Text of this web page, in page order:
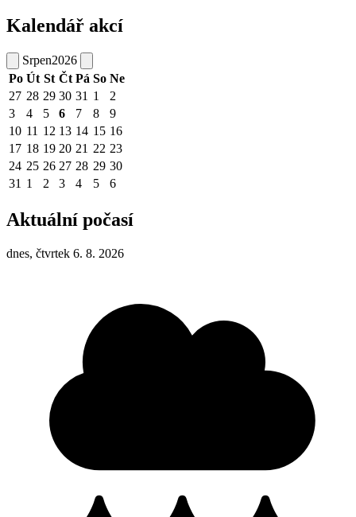
Kalendář akcí
Srpen2026
Po Út St Čt Pá So Ne
27 28 29 30 31 1
2
3
4 5 6 7 8
9
10 11 12 13 14 15 16
17 18 19 20 21 22 23
24 25 26 27 28 29 30
31 1 2 3 4 5 6
Aktuální počasí
dnes, čtvrtek 6. 8. 2026